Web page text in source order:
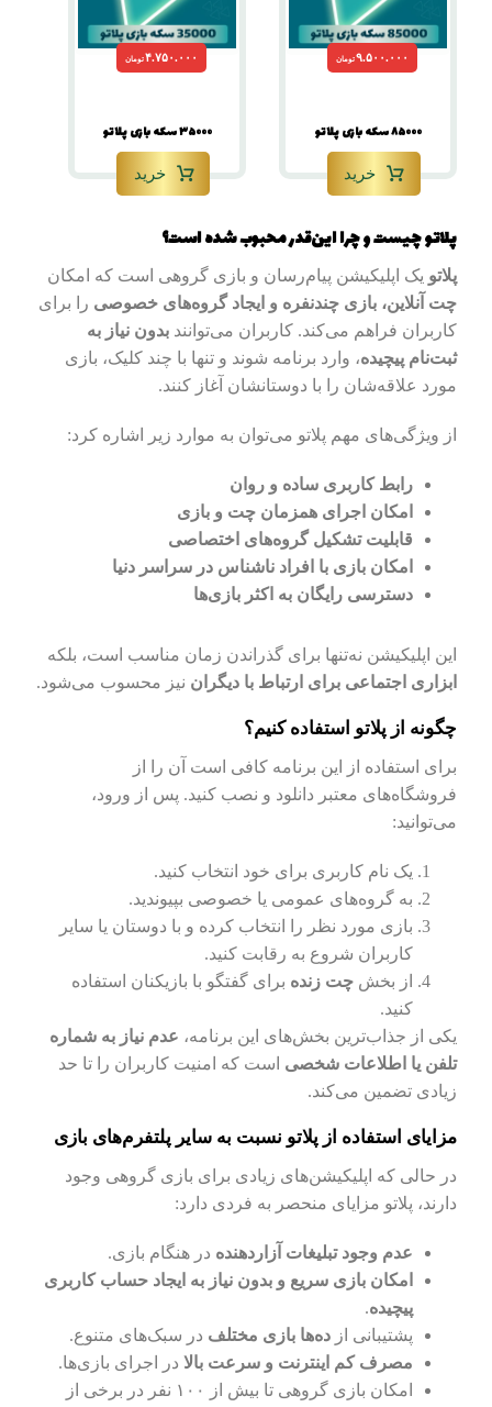
۸۵۰۰۰ سکه بازی پلاتو
۹.۵۰۰.۰۰۰تومان
خرید
۳۵۰۰۰ سکه بازی پلاتو
۴.۷۵۰.۰۰۰تومان
خرید
پلاتو چیست و چرا این‌قدر محبوب شده است؟
پلاتو یک اپلیکیشن پیام‌رسان و بازی گروهی است که امکان
چت آنلاین، بازی چندنفره و ایجاد گروه‌های خصوصی را برای
کاربران فراهم می‌کند. کاربران می‌توانندبدون نیاز به
ثبت‌نام پیچیده، وارد برنامه شوند و تنها با چند کلیک، بازی
مورد علاقه‌شان را با دوستانشان آغاز کنند.
از ویژگی‌های مهم پلاتو می‌توان به موارد زیر اشاره کرد:
رابط کاربری ساده و روان
امکان اجرای همزمان چت و بازی
قابلیت تشکیل گروه‌های اختصاصی
امکان بازی با افراد ناشناس در سراسر دنیا
دسترسی رایگان به اکثر بازی‌ها
این اپلیکیشن نه‌تنها برای گذراندن زمان مناسب است، بلکه
ابزاری اجتماعی برای ارتباط با دیگران نیز محسوب می‌شود.
چگونه از پلاتو استفاده کنیم؟
برای استفاده از این برنامه کافی است آن را از
فروشگاه‌های معتبر دانلود و نصب کنید. پس از ورود،
می‌توانید:
یک نام کاربری برای خود انتخاب کنید.
به گروه‌های عمومی یا خصوصی بپیوندید.
بازی مورد نظر را انتخاب کرده و با دوستان یا سایر
کاربران شروع به رقابت کنید.
از بخشچت زنده برای گفتگو با بازیکنان استفاده
کنید.
یکی از جذاب‌ترین بخش‌های این برنامه، عدم نیاز به شماره
تلفن یا اطلاعات شخصی است که امنیت کاربران را تا حد
زیادی تضمین می‌کند.
مزایای استفاده از پلاتو نسبت به سایر پلتفرم‌های بازی
در حالی که اپلیکیشن‌های زیادی برای بازی گروهی وجود
دارند، پلاتو مزایای منحصر به فردی دارد:
عدم وجود تبلیغات آزاردهنده در هنگام بازی.
امکان بازی سریع و بدون نیاز به ایجاد حساب کاربری
پیچیده.
پشتیبانی ازده‌ها بازی مختلف در سبک‌های متنوع.
مصرف کم اینترنت و سرعت بالا در اجرای بازی‌ها.
امکان بازی گروهی تا بیش از ۱۰۰ نفر در برخی از